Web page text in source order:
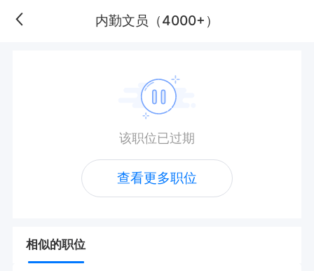
内勤文员（4000+）
该职位已过期
查看更多职位
相似的职位